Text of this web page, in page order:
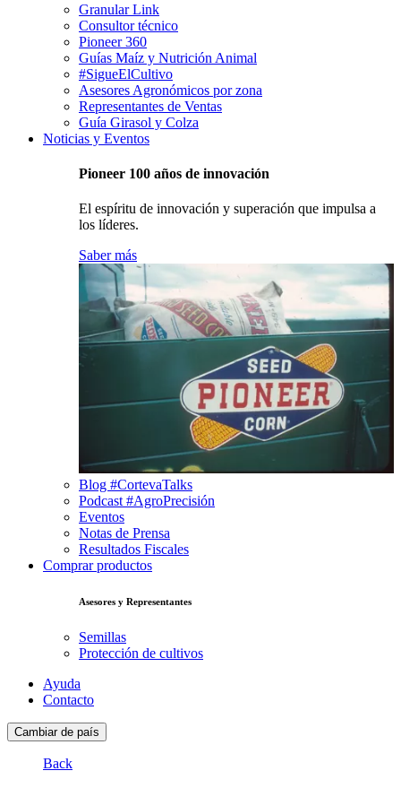
Granular Link
Consultor técnico
Pioneer 360
Guías Maíz y Nutrición Animal
#SigueElCultivo
Asesores Agronómicos por zona
Representantes de Ventas
Guía Girasol y Colza
Noticias y Eventos
Pioneer 100 años de innovación
El espíritu de innovación y superación que impulsa a
los líderes.
Saber más
Blog #CortevaTalks
Podcast #AgroPrecisión
Eventos
Notas de Prensa
Resultados Fiscales
Comprar productos
Asesores y Representantes
Semillas
Protección de cultivos
Ayuda
Contacto
Cambiar de país
Back